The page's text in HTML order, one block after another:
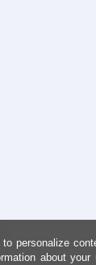
personalize
about